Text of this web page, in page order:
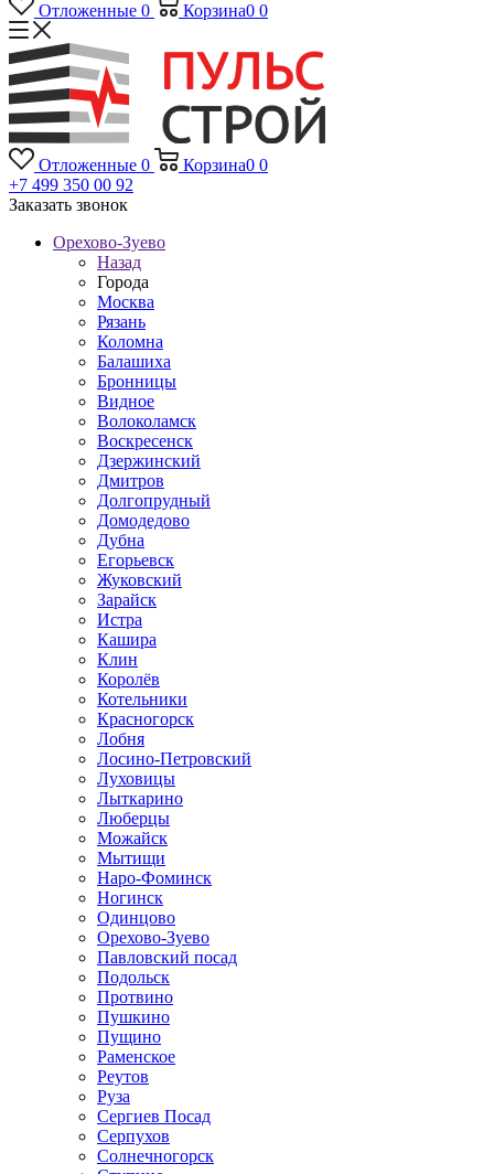
Отложенные 0 Корзина0 0
Отложенные 0 Корзина0 0
+7 499 350 00 92
Заказать звонок
Орехово-Зуево
Назад
Города
Москва
Рязань
Коломна
Балашиха
Бронницы
Видное
Волоколамск
Воскресенск
Дзержинский
Дмитров
Долгопрудный
Домодедово
Дубна
Егорьевск
Жуковский
Зарайск
Истра
Кашира
Клин
Королёв
Котельники
Красногорск
Лобня
Лосино-Петровский
Луховицы
Лыткарино
Люберцы
Можайск
Мытищи
Наро-Фоминск
Ногинск
Одинцово
Орехово-Зуево
Павловский посад
Подольск
Протвино
Пушкино
Пущино
Раменское
Реутов
Руза
Сергиев Посад
Серпухов
Солнечногорск